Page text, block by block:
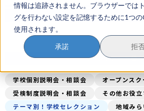
情報は追跡されません。ブラウザーでは
グを行わない設定を記憶するために1つ
使用されます。
承諾 拒
イベントを探す
おためし地域留学
マガジン
奨学金について
学校名検索
イベントテーマ
学校個別説明会・相談会
オープンスク
受検制度説明会・相談会
その他お役
テーマ別！学校セレクション
地域み